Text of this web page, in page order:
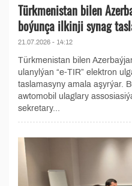
Türkmenistan bilen
boýunça ilkinji synag
21.07.2026 - 14:12
Türkmenistan bilen
ulanylýan “e-TIR” elektron
taslamasyny amala aşyrýar.
awtomobil ulaglary
sekretary...